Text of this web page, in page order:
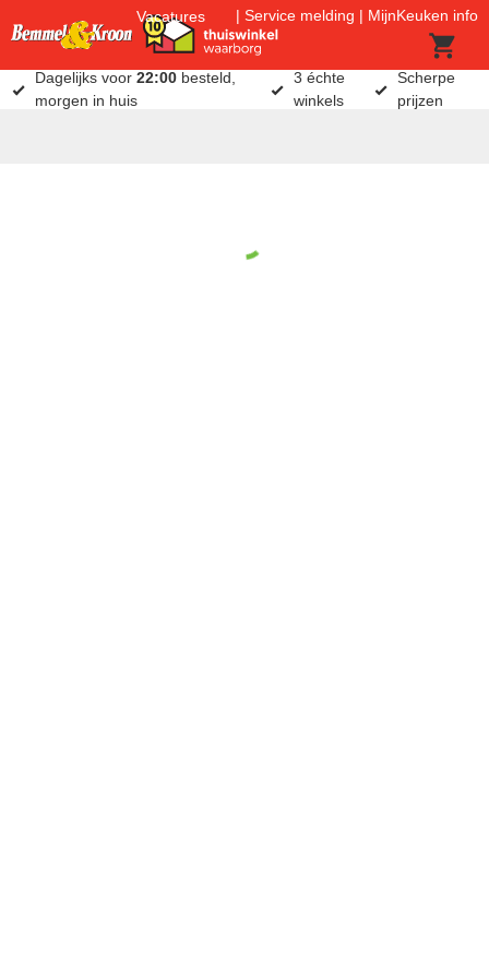
Vacatures Service melding MijnKeuken info
Dagelijks voor22:00 besteld,
morgen in huis
3 échte
winkels
Scherpe
prijzen